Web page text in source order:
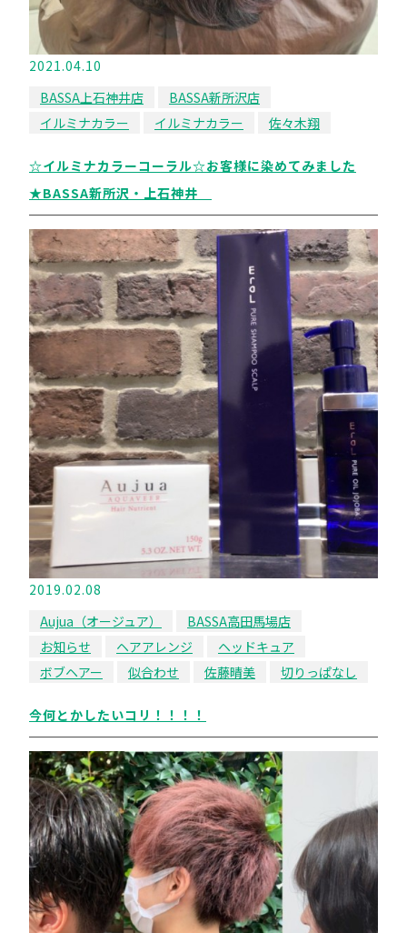
2021.04.10
BASSA上石神井店
BASSA新所沢店
イルミナカラー
イルミナカラー 佐々木翔
☆イルミナカラーコーラル☆お客様に染めてみました
★BASSA新所沢・上石神井
2019.02.08
Aujua（オージュア）
BASSA高田馬場店
お知らせ
ヘアアレンジ
ヘッドキュア
ボブヘアー
似合わせ 佐藤晴美 切りっぱなし
今何とかしたいコリ！！！！